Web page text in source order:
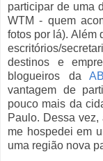
participar de uma
WTM - quem
fotos por lá). Além
escritórios/
destinos e
blogueiros da
vantagem de
pouco mais da
Paulo. Dessa vez,
me hospedei em
uma região nova